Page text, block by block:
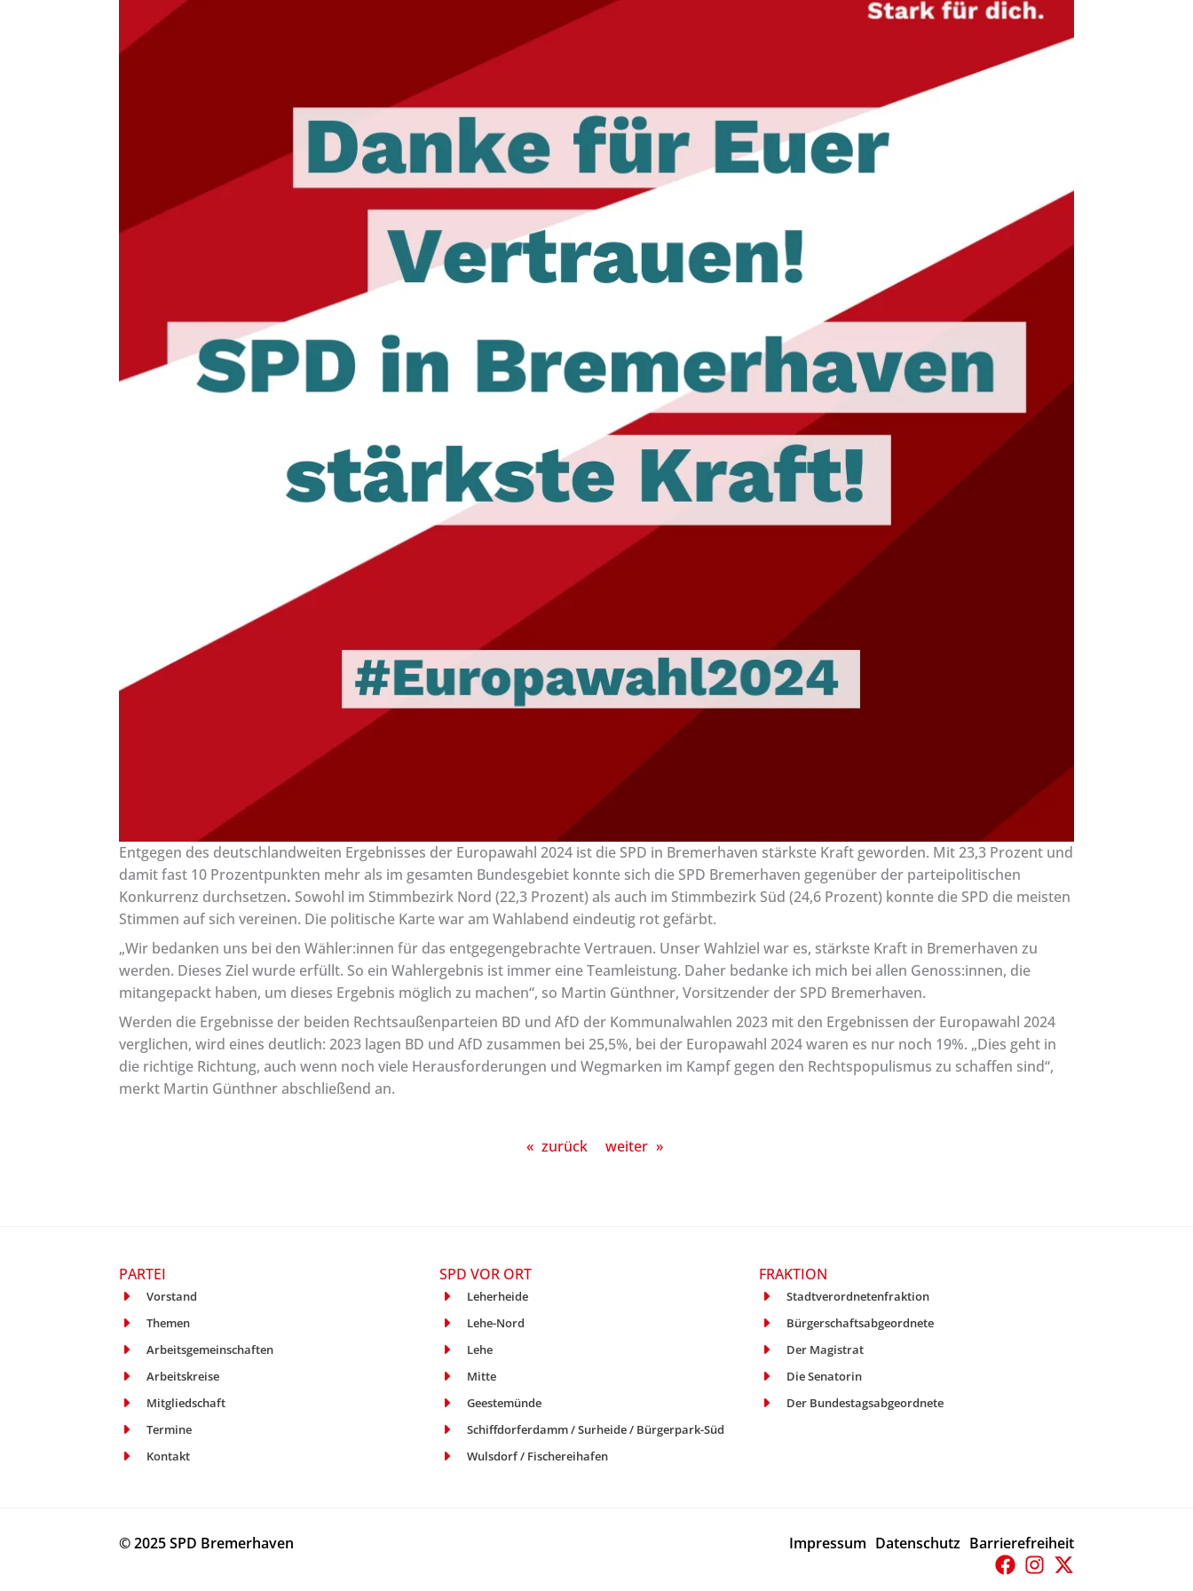
Entgegen des deutschlandweiten Ergebnisses der Europawahl 2024 ist die SPD in Bremerhaven stärkste Kraft geworden. Mit 23,3 Prozent und
damit fast 10 Prozentpunkten mehr als im gesamten Bundesgebiet konnte sich die SPD Bremerhaven gegenüber der parteipolitischen
Konkurrenz durchsetzen. Sowohl im Stimmbezirk Nord (22,3 Prozent) als auch im Stimmbezirk Süd (24,6 Prozent) konnte die SPD die meisten
Stimmen auf sich vereinen. Die politische Karte war am Wahlabend eindeutig rot gefärbt.
„Wir bedanken uns bei den Wähler:innen für das entgegengebrachte Vertrauen. Unser Wahlziel war es, stärkste Kraft in Bremerhaven zu
werden. Dieses Ziel wurde erfüllt. So ein Wahlergebnis ist immer eine Teamleistung. Daher bedanke ich mich bei allen Genoss:innen, die
mitangepackt haben, um dieses Ergebnis möglich zu machen“, so Martin Günthner, Vorsitzender der SPD Bremerhaven.
Werden die Ergebnisse der beiden Rechtsaußenparteien BD und AfD der Kommunalwahlen 2023 mit den Ergebnissen der Europawahl 2024
verglichen, wird eines deutlich: 2023 lagen BD und AfD zusammen bei 25,5%, bei der Europawahl 2024 waren es nur noch 19%. „Dies geht in
die richtige Richtung, auch wenn noch viele Herausforderungen und Wegmarken im Kampf gegen den Rechtspopulismus zu schaffen sind“,
merkt Martin Günthner abschließend an.
« zurück weiter »
PARTEI
Vorstand
Themen
Arbeitsgemeinschaften
Arbeitskreise
Mitgliedschaft
Termine
Kontakt
SPD VOR ORT
Leherheide
Lehe-Nord
Lehe
Mitte
Geestemünde
Schiffdorferdamm / Surheide / Bürgerpark-Süd
Wulsdorf / Fischereihafen
FRAKTION
Stadtverordnetenfraktion
Bürgerschaftsabgeordnete
Der Magistrat
Die Senatorin
Der Bundestagsabgeordnete
© 2025 SPD Bremerhaven Impressum Datenschutz Barrierefreiheit